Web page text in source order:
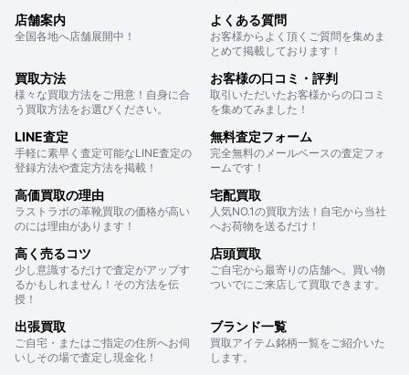
店舗案内
全国各地へ店舗展開中！
よくある質問
お客様からよく頂くご質問を集めま
とめて掲載しております！
買取方法
様々な買取方法をご用意！自身に合
う買取方法をお選びください。
お客様の口コミ・評判
取引いただいたお客様からの口コミ
を集めてみました！
LINE査定
手軽に素早く査定可能なLINE査定の
登録方法や査定方法を掲載！
無料査定フォーム
完全無料のメールベースの査定フォ
ームです！
高価買取の理由
ラストラボの革靴買取の価格が高い
のには理由があります！
宅配買取
人気NO.1の買取方法！自宅から当社
へお荷物を送るだけ！
高く売るコツ
少し意識するだけで査定がアップす
るかもしれません！その方法を伝
授！
店頭買取
ご自宅から最寄りの店舗へ。買い物
ついでにご来店して買取できます。
出張買取
ご自宅・またはご指定の住所へお伺
いしその場で査定し現金化！
ブランド一覧
買取アイテム銘柄一覧をご紹介いた
します。